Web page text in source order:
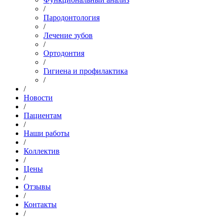
/
Пародонтология
/
Лечение зубов
/
Ортодонтия
/
Гигиена и профилактика
/
/
Новости
/
Пациентам
/
Наши работы
/
Коллектив
/
Цены
/
Отзывы
/
Контакты
/